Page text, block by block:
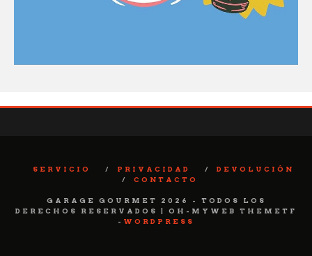
SERVICIO PRIVACIDAD
DEVOLUCIÓN
CONTACTO
GARAGE GOURMET 2026 - TODOS LOS
DERECHOS RESERVADOS | OH-MYWEB THEMETF
- WORDPRESS